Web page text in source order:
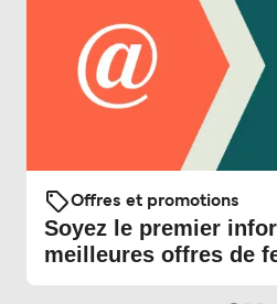
Offres et promotions
Soyez le premier
meilleures offres de